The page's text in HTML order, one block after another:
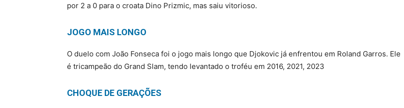
por 2 a 0 para o croata Dino Prizmic, mas saiu vitorioso.
JOGO MAIS LONGO
O duelo com João Fonseca foi o jogo mais longo que Djokovic já enfrentou em Roland Garros. Ele
é tricampeão do Grand Slam, tendo levantado o troféu em 2016, 2021, 2023
CHOQUE DE GERAÇÕES